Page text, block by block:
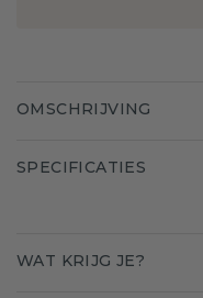
OMSCHRIJVING
SPECIFICATIES
WAT KRIJG JE?